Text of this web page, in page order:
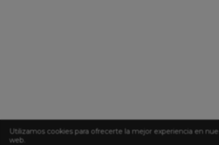
Utilizamos cookies para ofrecerte la mejor experiencia en
web.